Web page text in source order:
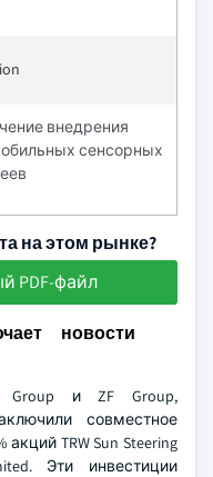
внедрения
сенсорных
на этом рынке?
PDF-файл
новости
и ZF Group,
совместное
TRW Sun Steering
Эти инвестиции